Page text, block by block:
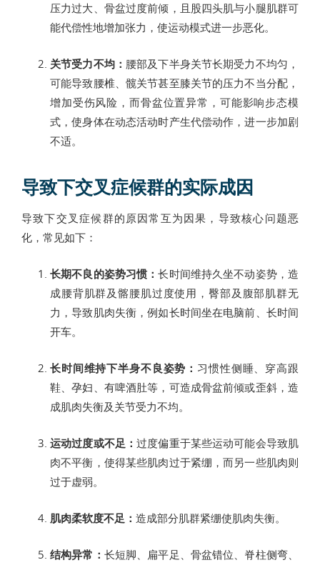
压力过大、骨盆过度前倾，且股四头肌与小腿肌群可
能代偿性地增加张力，使运动模式进一步恶化。
关节受力不均： 腰部及下半身关节长期受力不均匀，
可能导致腰椎、髋关节甚至膝关节的压力不当分配，
增加受伤风险，而骨盆位置异常，可能影响步态模
式，使身体在动态活动时产生代偿动作，进一步加剧
不适。
导致下交叉症候群的实际成因
导致下交叉症候群的原因常互为因果，导致核心问题恶
化，常见如下：
长期不良的姿势习惯：长时间维持久坐不动姿势，造
成腰背肌群及髂腰肌过度使用，臀部及腹部肌群无
力，导致肌肉失衡，例如长时间坐在电脑前、长时间
开车。
长时间维持下半身不良姿势： 习惯性侧睡、穿高跟
鞋、孕妇、有啤酒肚等，可造成骨盆前倾或歪斜，造
成肌肉失衡及关节受力不均。
运动过度或不足：过度偏重于某些运动可能会导致肌
肉不平衡，使得某些肌肉过于紧绷，而另一些肌肉则
过于虚弱。
肌肉柔软度不足： 造成部分肌群紧绷使肌肉失衡。
结构异常： 长短脚、扁平足、骨盆错位、脊柱侧弯、